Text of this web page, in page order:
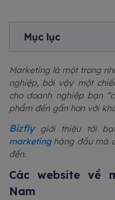
Mục lục
Marketing là một trong
nghiệp, bởi vậy một
cho doanh nghiệp bạn
phẩm đến gần hơn với
Bizflygiới thiệu tới
marketing hàng đầu mà
đến.
Các website về
Nam